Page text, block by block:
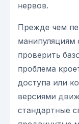
нервов.
Прежде чем
манипуляциям
проверить
проблема
доступа или
версиями
стандартные